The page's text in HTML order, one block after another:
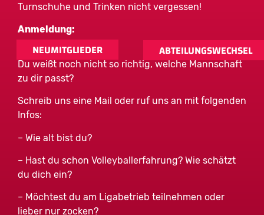
Turnschuhe und Trinken nicht vergessen!
Anmeldung:
Du weißt noch nicht so richtig, welche Mannschaft
zu dir passt?
Schreib uns eine Mail oder ruf uns an mit folgenden
Infos:
– Wie alt bist du?
– Hast du schon Volleyballerfahrung? Wie schätzt
du dich ein?
– Möchtest du am Ligabetrieb teilnehmen oder
lieber nur zocken?
NEUMITGLIEDER ABTEILUNGSWECHSEL